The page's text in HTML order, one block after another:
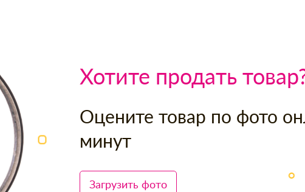
Хотите продать
Оцените товар по фото
минут
Загрузить фото